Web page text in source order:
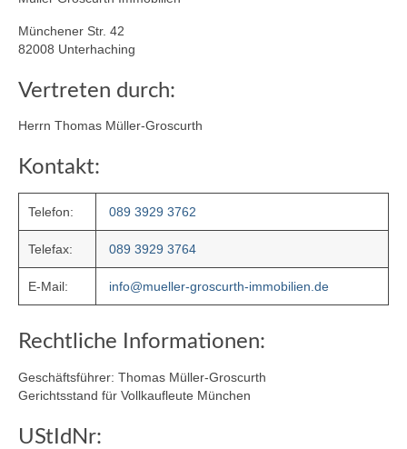
Münchener Str. 42
82008 Unterhaching
Vertreten durch:
Herrn Thomas Müller-Groscurth
Kontakt:
Telefon: 089 3929 3762
Telefax: 089 3929 3764
E-Mail: info@mueller-groscurth-immobilien.de
Rechtliche Informationen:
Geschäftsführer: Thomas Müller-Groscurth
Gerichtsstand für Vollkaufleute München
UStIdNr: